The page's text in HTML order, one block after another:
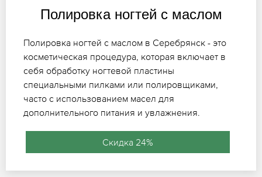
Полировка ногтей с маслом
Полировка ногтей с маслом в Серебрянск - это
косметическая процедура, которая включает в
себя обработку ногтевой пластины
специальными пилками или полировщиками,
часто с использованием масел для
дополнительного питания и увлажнения.
Скидка 24%